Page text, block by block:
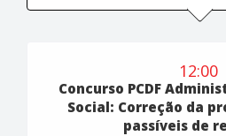
12:00
Concurso PCDF
Social: Correção da
passíveis de